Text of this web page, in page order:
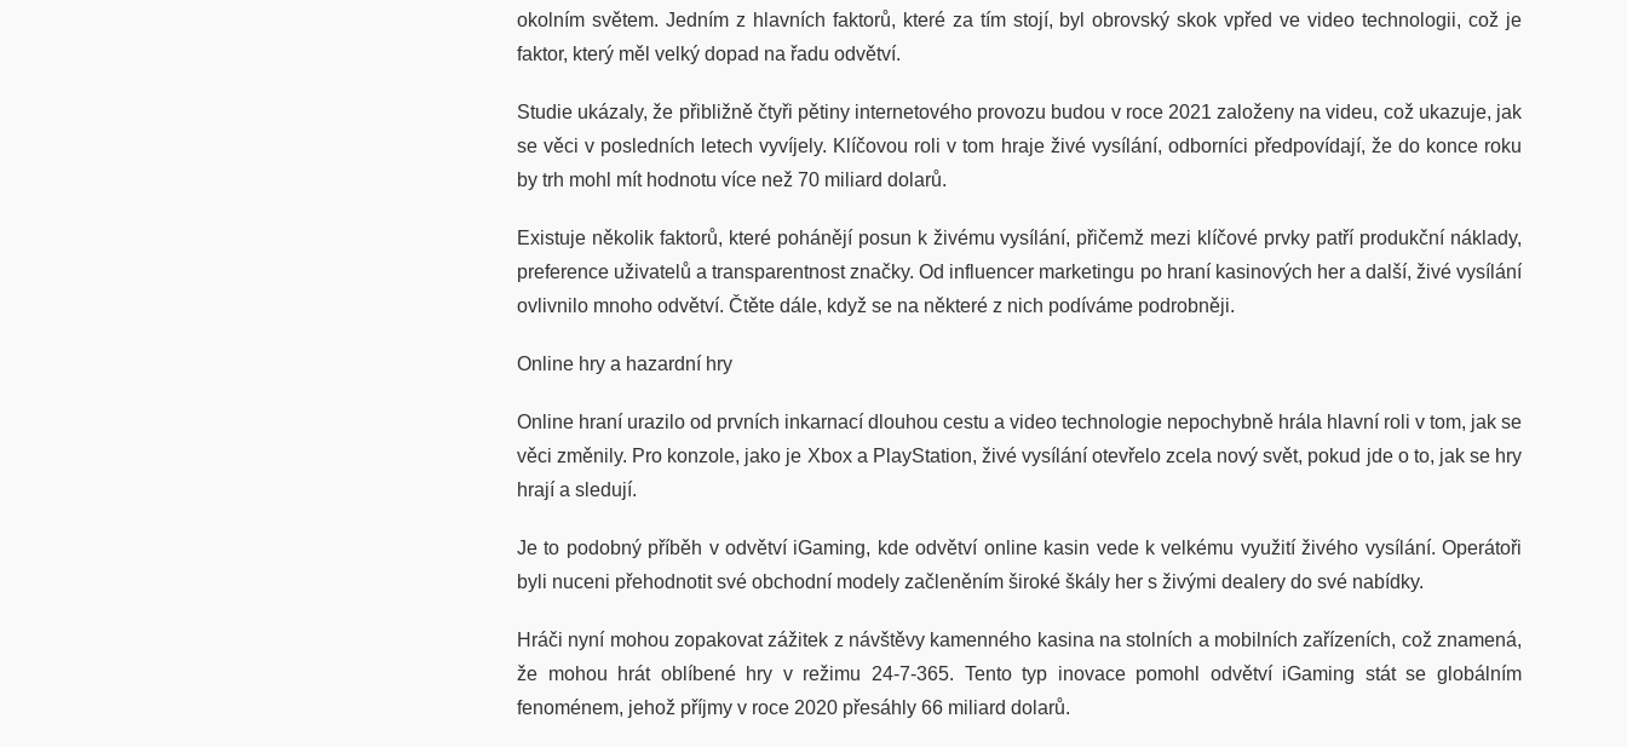
okolním světem. Jedním z hlavních faktorů, které za tím stojí, byl obrovský skok vpřed ve video technologii, což je
faktor, který měl velký dopad na řadu odvětví.
Studie ukázaly, že přibližně čtyři pětiny internetového provozu budou v roce 2021 založeny na videu, což ukazuje, jak
se věci v posledních letech vyvíjely. Klíčovou roli v tom hraje živé vysílání, odborníci předpovídají, že do konce roku
by trh mohl mít hodnotu více než 70 miliard dolarů.
Existuje několik faktorů, které pohánějí posun k živému vysílání, přičemž mezi klíčové prvky patří produkční náklady,
preference uživatelů a transparentnost značky. Od influencer marketingu po hraní kasinových her a další, živé vysílání
ovlivnilo mnoho odvětví. Čtěte dále, když se na některé z nich podíváme podrobněji.
Online hry a hazardní hry
Online hraní urazilo od prvních inkarnací dlouhou cestu a video technologie nepochybně hrála hlavní roli v tom, jak se
věci změnily. Pro konzole, jako je Xbox a PlayStation, živé vysílání otevřelo zcela nový svět, pokud jde o to, jak se hry
hrají a sledují.
Je to podobný příběh v odvětví iGaming, kde odvětví online kasin vede k velkému využití živého vysílání. Operátoři
byli nuceni přehodnotit své obchodní modely začleněním široké škály her s živými dealery do své nabídky.
Hráči nyní mohou zopakovat zážitek z návštěvy kamenného kasina na stolních a mobilních zařízeních, což znamená,
že mohou hrát oblíbené hry v režimu 24-7-365. Tento typ inovace pomohl odvětví iGaming stát se globálním
fenoménem, ​​jehož příjmy v roce 2020 přesáhly 66 miliard dolarů.